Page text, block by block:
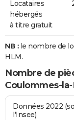
Locataires
hébergés
à titre gratuit
NB : le nombre de
HLM.
Nombre de
Coulommes-
Données 2022
l'Insee)